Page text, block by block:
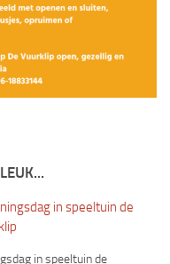
in speeltuin de